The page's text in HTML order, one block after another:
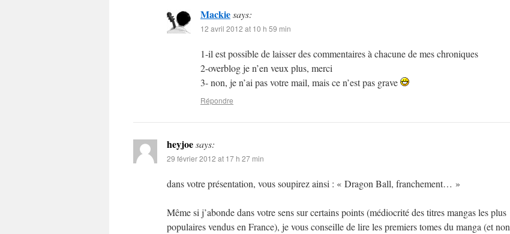
Mackiesays:
12 avril 2012 at 10 h 59 min
1-il est possible de laisser des commentaires à chacune de mes chroniques
2-overblog je n’en veux plus, merci
3- non, je n’ai pas votre mail, mais ce n’est pas grave
Répondre
heyjoesays:
29 février 2012 at 17 h 27 min
dans votre présentation, vous soupirez ainsi : « Dragon Ball, franchement… »
Même si j’abonde dans votre sens sur certains points (médiocrité des titres mangas les plus
populaires vendus en France), je vous conseille de lire les premiers tomes du manga (et non